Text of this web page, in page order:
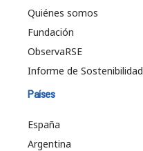
Quiénes somos
Fundación
ObservaRSE
Informe de Sostenibilidad
Países
España
Argentina